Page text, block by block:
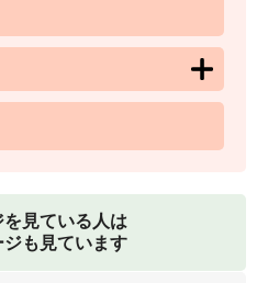
を見ている人は
ジも見ています